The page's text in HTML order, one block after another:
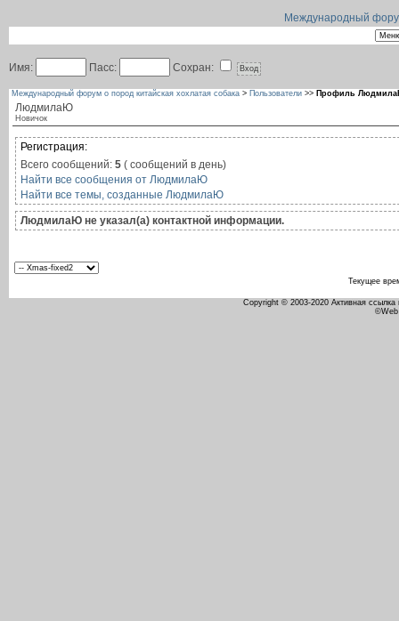
Международный
Имя: Пасс: Сохран:
Международный форум о пород китайская хохлатая собака > Пользователи >> Профиль
ЛюдмилаЮ
Новичок
Регистрация:
Всего сообщений: 5 ( сообщений в день)
Найти все сообщения от ЛюдмилаЮ
Найти все темы, созданные ЛюдмилаЮ
ЛюдмилаЮ не указал(а) контактной информации.
Текущее
Copyright © 2003-2020 Активная ссылка